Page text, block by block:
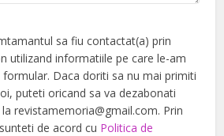
sa fiu contactat(a) prin
utilizand informatiile pe care le-am
Daca doriti sa nu mai primiti
puteti oricand sa va dezabonati
revistamemoria@gmail.com. Prin
de acord cu Politica de